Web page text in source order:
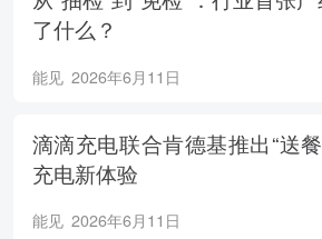
了什么？
能见 2026年6月11日
滴滴充电联合肯德基推出“送
充电新体验
能见 2026年6月11日